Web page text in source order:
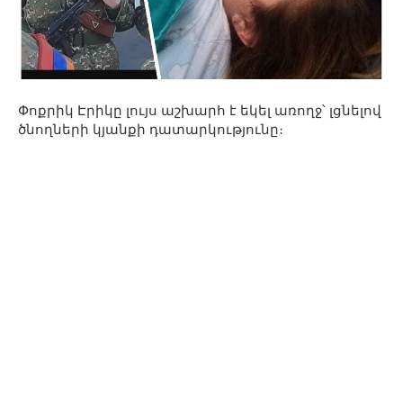
Փոքրիկ Էրիկը լույս աշխարհ է եկել առողջ՝ լցնելով
ծնողների կյանքի դատարկությունը։